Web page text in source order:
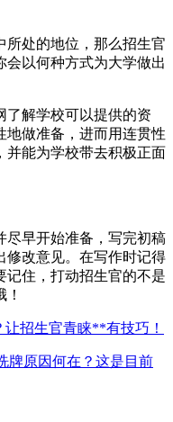
所处的地位，那么招生官
会以何种方式为大学做出
了解学校可以提供的资
地做准备，进而用连贯性
并能为学校带去积极正面
尽早开始准备，写完初稿
修改意见。在写作时记得
记住，打动招生官的不是
招生官青睐**有技巧！
牌原因何在？这是目前